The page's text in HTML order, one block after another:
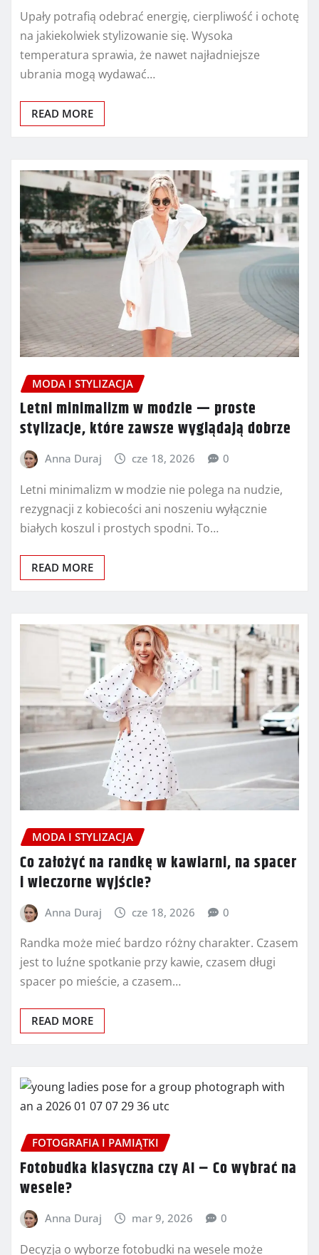
Upały potrafią odebrać energię, cierpliwość i ochotę
na jakiekolwiek stylizowanie się. Wysoka
temperatura sprawia, że nawet najładniejsze
ubrania mogą wydawać…
READ MORE
MODA I STYLIZACJA
Letni minimalizm w modzie — proste
stylizacje, które zawsze wyglądają dobrze
Anna Duraj cze 18, 2026 0
Letni minimalizm w modzie nie polega na nudzie,
rezygnacji z kobiecości ani noszeniu wyłącznie
białych koszul i prostych spodni. To…
READ MORE
MODA I STYLIZACJA
Co założyć na randkę w kawiarni, na spacer
i wieczorne wyjście?
Anna Duraj cze 18, 2026 0
Randka może mieć bardzo różny charakter. Czasem
jest to luźne spotkanie przy kawie, czasem długi
spacer po mieście, a czasem…
READ MORE
FOTOGRAFIA I PAMIĄTKI
Fotobudka klasyczna czy AI – Co wybrać na
wesele?
Anna Duraj mar 9, 2026 0
Decyzja o wyborze fotobudki na wesele może